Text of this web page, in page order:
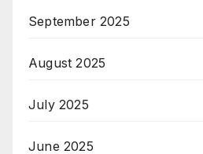
September 2025
August 2025
July 2025
June 2025